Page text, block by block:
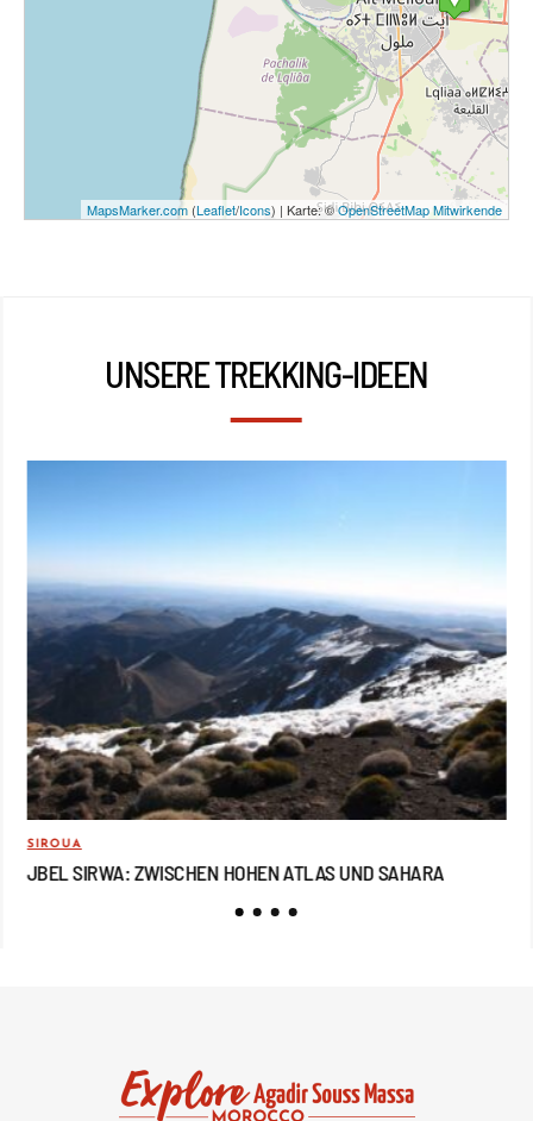
MapsMarker.com(Leaflet/Icons) | Karte: ©OpenStreetMap Mitwirkende
UNSERE TREKKING-IDEEN
SIROUA
JBEL SIRWA: ZWISCHEN HOHEN ATLAS UND SAHARA